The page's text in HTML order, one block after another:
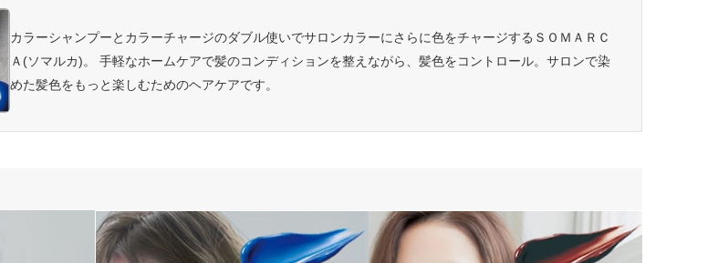
カラーシャンプーとカラーチャージのダブル使いでサロンカラーにさらに色をチャージするＳＯＭＡＲＣ
Ａ(ソマルカ)。 手軽なホームケアで髪のコンディションを整えながら、髪色をコントロール。サロンで染
めた髪色をもっと楽しむためのヘアケアです。